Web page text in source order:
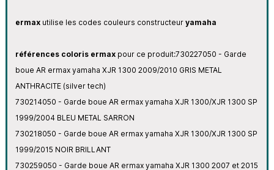
ermaxutilise les codes couleurs constructeur yamaha
références coloris ermaxpour ce produit:730227050 - Garde
boue AR ermax yamaha XJR 1300 2009/2010 GRIS METAL
ANTHRACITE (silver tech)
730214050 - Garde boue AR ermax yamaha XJR 1300/XJR 1300 SP
1999/2004 BLEU METAL SARRON
730218050 - Garde boue AR ermax yamaha XJR 1300/XJR 1300 SP
1999/2015 NOIR BRILLANT
730259050 - Garde boue AR ermax yamaha XJR 1300 2007 et 2015